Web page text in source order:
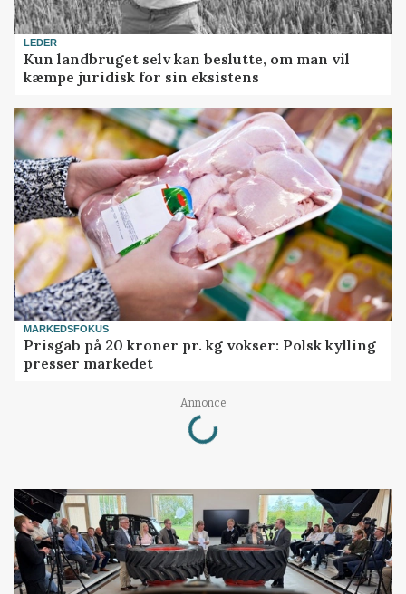
LEDER
Kun landbruget selv kan beslutte, om man vil
kæmpe juridisk for sin eksistens
MARKEDSFOKUS
Prisgab på 20 kroner pr. kg vokser: Polsk kylling
presser markedet
Annonce
Loading...